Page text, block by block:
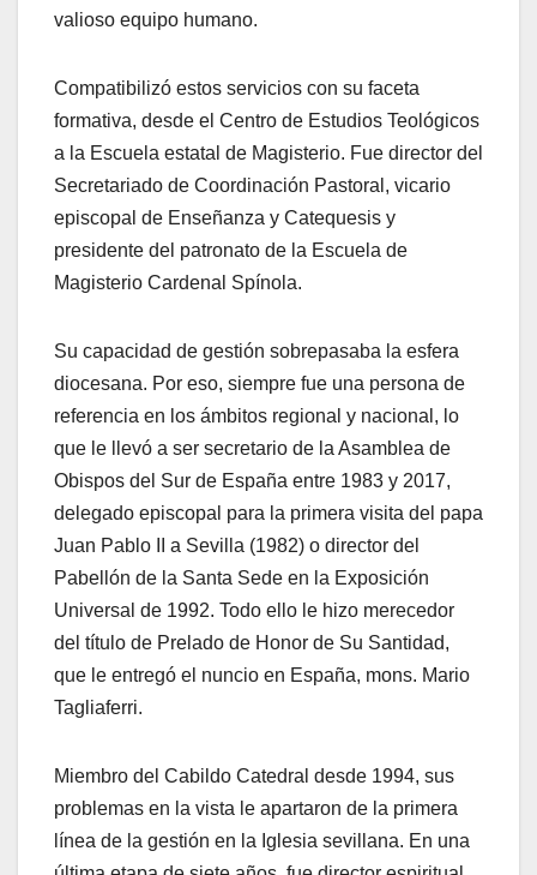
valioso equipo humano.
Compatibilizó estos servicios con su faceta
formativa, desde el Centro de Estudios Teológicos
a la Escuela estatal de Magisterio. Fue director del
Secretariado de Coordinación Pastoral, vicario
episcopal de Enseñanza y Catequesis y
presidente del patronato de la Escuela de
Magisterio Cardenal Spínola.
Su capacidad de gestión sobrepasaba la esfera
diocesana. Por eso, siempre fue una persona de
referencia en los ámbitos regional y nacional, lo
que le llevó a ser secretario de la Asamblea de
Obispos del Sur de España entre 1983 y 2017,
delegado episcopal para la primera visita del papa
Juan Pablo II a Sevilla (1982) o director del
Pabellón de la Santa Sede en la Exposición
Universal de 1992. Todo ello le hizo merecedor
del título de Prelado de Honor de Su Santidad,
que le entregó el nuncio en España, mons. Mario
Tagliaferri.
Miembro del Cabildo Catedral desde 1994, sus
problemas en la vista le apartaron de la primera
línea de la gestión en la Iglesia sevillana. En una